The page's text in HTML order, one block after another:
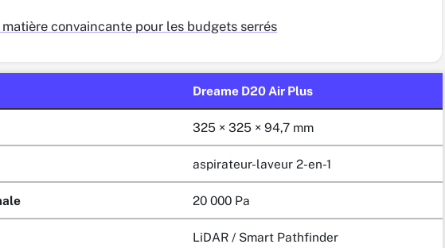
convaincante pour les budgets serrés
Dreame D20 Air Plus
325 × 325 × 94,7 mm
aspirateur-laveur 2-en-1
20 000 Pa
LiDAR / Smart Pathfinder